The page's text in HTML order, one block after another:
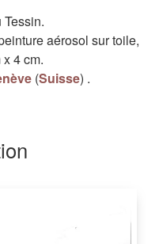
aérosol surtoile,
x4 cm.
(Suisse) .